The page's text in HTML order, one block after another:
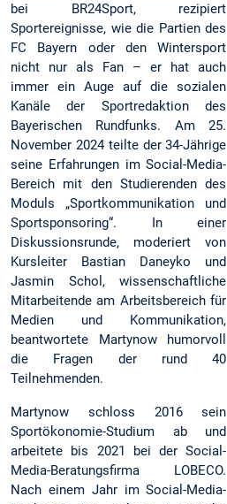
bei BR24Sport, rezipiert
Sportereignisse, wie die Partien des
FC Bayern oder den Wintersport
nicht nur als Fan – er hat auch
immer ein Auge auf die sozialen
Kanäle der Sportredaktion des
Bayerischen Rundfunks. Am 25.
November 2024 teilte der 34-Jährige
seine Erfahrungen im Social-Media-
Bereich mit den Studierenden des
Moduls „Sportkommunikation und
Sportsponsoring“. In einer
Diskussionsrunde, moderiert von
Kursleiter Bastian Daneyko und
Jasmin Schol, wissenschaftliche
Mitarbeitende am Arbeitsbereich für
Medien und Kommunikation,
beantwortete Martynow humorvoll
die Fragen der rund 40
Teilnehmenden.
Martynow schloss 2016 sein
Sportökonomie-Studium ab und
arbeitete bis 2021 bei der Social-
Media-Beratungsfirma LOBECO.
Nach einem Jahr im Social-Media-